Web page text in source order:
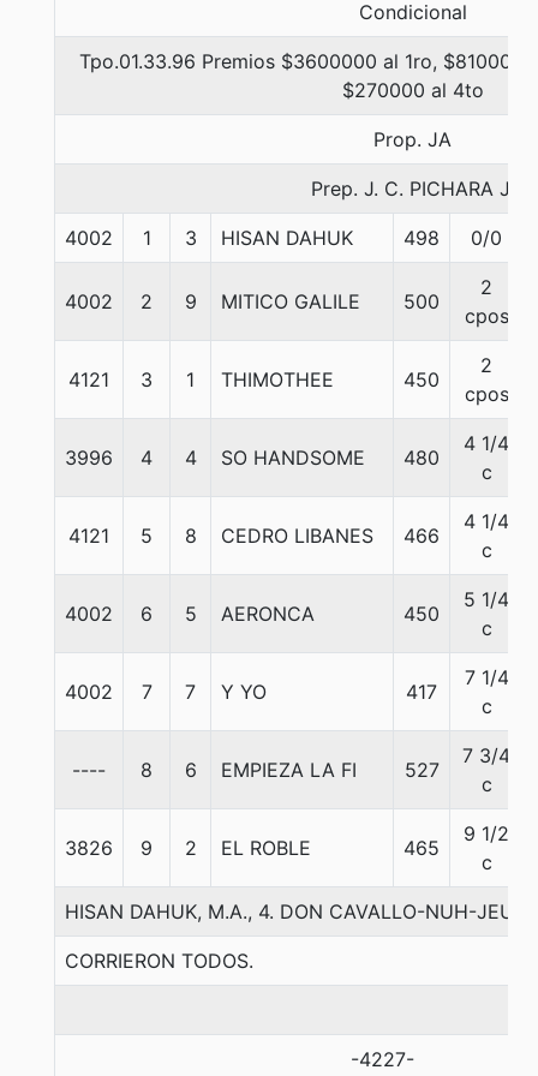
Condicional
Tpo.01.33.96 Premios $3600000 al 1ro, $810000
$270000 al 4to
Prop. JA
Prep. J. C. PICHARA J.
4002 1 3 HISAN DAHUK 498 0/0
4002 2 9 MITICO GALILE 500
2
cpos
4121 3 1 THIMOTHEE 450
2
cpos
3996 4 4 SO HANDSOME 480
4 1/4
c
4121 5 8 CEDRO LIBANES 466
4 1/4
c
4002 6 5 AERONCA 450
5 1/4
c
4002 7 7 Y YO 417
7 1/4
c
---- 8 6 EMPIEZA LA FI 527
7 3/4
c
3826 9 2 EL ROBLE 465
9 1/2
c
HISAN DAHUK, M.A., 4. DON CAVALLO-NUH-
CORRIERON TODOS.
-4227-